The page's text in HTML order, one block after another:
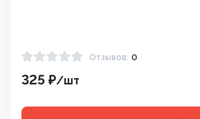
Отзывов: 0
325 ₽/шт